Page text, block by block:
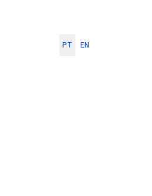
Escolha o seu idioma
PT EN